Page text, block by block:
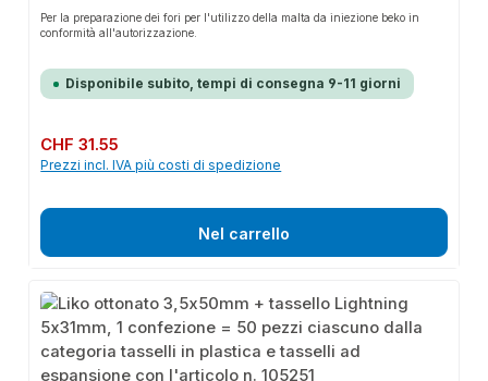
Per la preparazione dei fori per l'utilizzo della malta da iniezione beko in
conformità all'autorizzazione.
Disponibile subito, tempi di consegna 9-11 giorni
Prezzo normale:
CHF 31.55
Prezzi incl. IVA più costi di spedizione
Nel carrello